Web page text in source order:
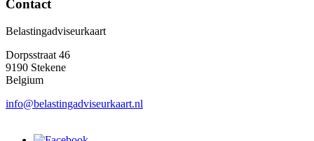
Contact
Belastingadviseurkaart
Dorpsstraat 46
9190 Stekene
Belgium
info@belastingadviseurkaart.nl